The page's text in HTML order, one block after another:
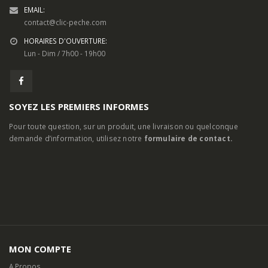
EMAIL:
contact@clic-peche.com
HORAIRES D'OUVERTURE:
Lun - Dim / 7h00 - 19h00
SOYEZ LES PREMIERS INFORMES
Pour toute question, sur un produit, une livraison ou quelconque
demande d’information, utilisez notre formulaire de contact.
MON COMPTE